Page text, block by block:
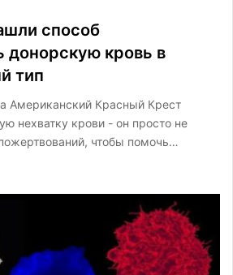
способ
донорскую кровь в
тип
Американский Красный Крест
нехватку крови - он просто не
чтобы помочь…